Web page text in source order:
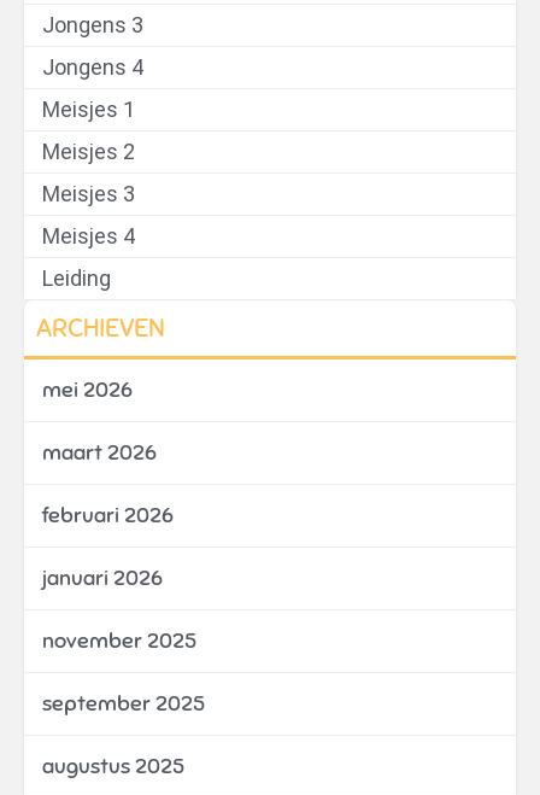
Jongens 3
Jongens 4
Meisjes 1
Meisjes 2
Meisjes 3
Meisjes 4
Leiding
ARCHIEVEN
mei 2026
maart 2026
februari 2026
januari 2026
november 2025
september 2025
augustus 2025